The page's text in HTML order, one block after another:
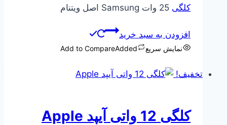
1800000 تومان
بود.
کلگی
افزودن به سبد خرید
نمایش سریع Add to CompareAdded
تخفیف!
کلگی 12 واتی آیپد Apple